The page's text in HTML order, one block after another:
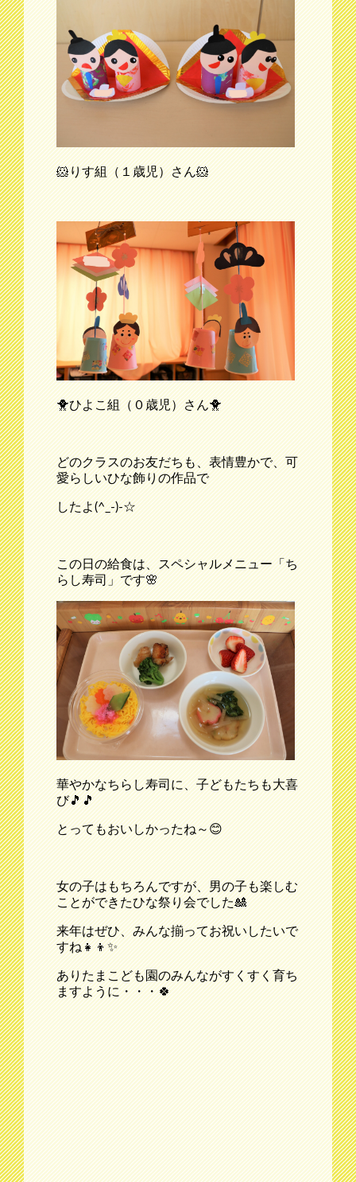
🐹りす組（１歳児）さん🐹
🐥ひよこ組（０歳児）さん🐥
どのクラスのお友だちも、表情豊かで、可
愛らしいひな飾りの作品で
したよ(^_-)-☆
この日の給食は、スペシャルメニュー「ち
らし寿司」です🌸
華やかなちらし寿司に、子どもたちも大喜
び🎵🎵
とってもおいしかったね～😊
女の子はもちろんですが、男の子も楽しむ
ことができたひな祭り会でした🎎
来年はぜひ、みんな揃ってお祝いしたいで
すね👧👦✨
ありたまこども園のみんながすくすく育ち
ますように・・・🍀